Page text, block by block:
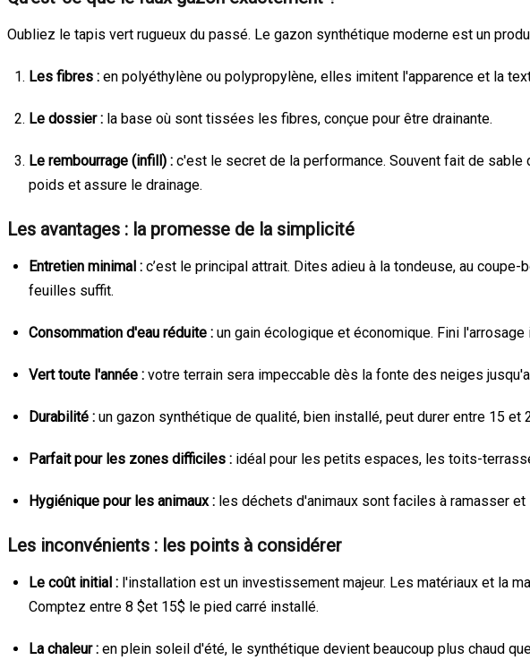
Oubliez le tapis vert rugueux du passé. Le gazon synthétique moderne est un
Les fibres : en polyéthylène ou polypropylène, elles imitent l'apparence et la
Le dossier : la base où sont tissées les fibres, conçue pour être drainante.
Le rembourrage (infill) : c'est le secret de la performance. Souvent fait de
poids et assure le drainage.
Les avantages : la promesse de la simplicité
Entretien minimal : c’est le principal attrait. Dites adieu à la tondeuse, au
feuilles suffit.
Consommation d'eau réduite : un gain écologique et économique. Fini
Vert toute l'année : votre terrain sera impeccable dès la fonte des neiges
Durabilité : un gazon synthétique de qualité, bien installé, peut durer entre 15 et
Parfait pour les zones difficiles : idéal pour les petits espaces, les toits-
Hygiénique pour les animaux : les déchets d'animaux sont faciles à ramasser
Les inconvénients : les points à considérer
Le coût initial : l'installation est un investissement majeur. Les matériaux et la
Comptez entre 8 $et 15$ le pied carré installé.
La chaleur : en plein soleil d'été, le synthétique devient beaucoup plus chaud